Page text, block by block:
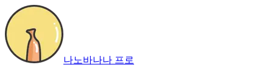
나노바나나 프로